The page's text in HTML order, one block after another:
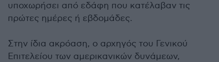
υποχωρήσει από εδάφη που κατέλαβαν τις
πρώτες ημέρες ή εβδομάδες.
Στην ίδια ακρόαση, ο αρχηγός του Γενικού
Επιτελείου των αμερικανικών δυνάμεων,